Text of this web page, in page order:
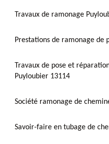
Travaux de ramonage
Prestations de ramonage de
Travaux de pose et
Puyloubier 13114
Société ramonage de
Savoir-faire en tubage de